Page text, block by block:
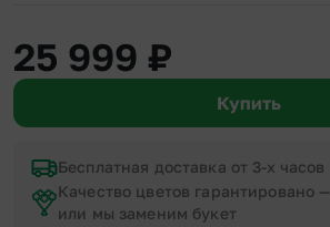
25 999 ₽
Купить
Бесплатная доставка от 3-х часов
Качество цветов гарантировано —
или мы заменим букет